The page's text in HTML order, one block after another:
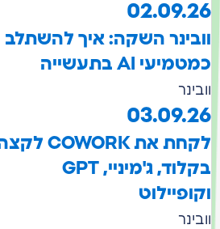
02.09.26
וובינר השקה: איך להשתלב
כמטמיעי AI בתעשייה
וובינר
03.09.26
לקחת את COWORK לקצה
בקלוד, ג'מיניי, GPT
וקופיילוט
וובינר